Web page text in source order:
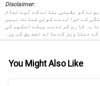
Disclaimer:
کو یقینی بنانے کے لیے تمام
کے حوالے سے کوئی ضمانت نہیں
کاری کرنے سے پہلے اسکیم کی
کے دستاویز کے ساتھ تصدیق کریں۔
You Might Also Like